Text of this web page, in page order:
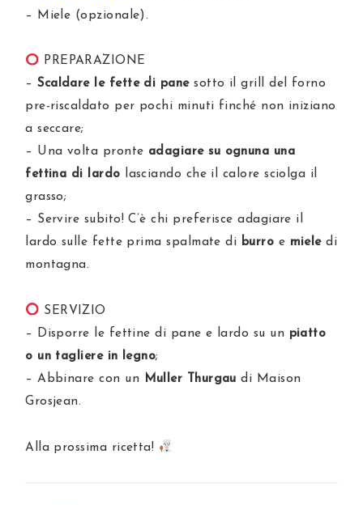
– Miele (opzionale).
PREPARAZIONE
–Scaldare le fette di panesotto il grill del forno
pre-riscaldato per pochi minuti finché non iniziano
a seccare;
– Una volta pronte adagiare su ognuna una
fettina di lardo lasciando che il calore sciolga il
grasso;
– Servire subito! C’è chi preferisce adagiare il
lardo sulle fette prima spalmate di burro e mieledi
montagna.
SERVIZIO
– Disporre le fettine di pane e lardo su un piatto
o un tagliere in legno;
– Abbinare con un Muller Thurgau di Maison
Grosjean.
Alla prossima ricetta!